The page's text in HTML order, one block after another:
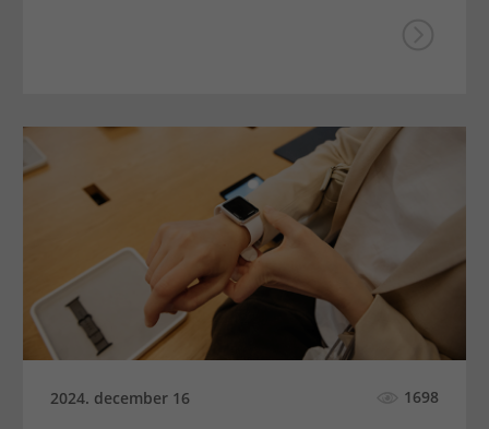
2024. december 16 1698